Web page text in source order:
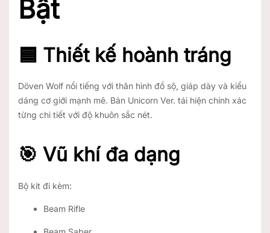
Bật
🟦 Thiết kế hoành tráng
Döven Wolf nổi tiếng với thân hình đồ sộ, giáp dày và kiểu
dáng cơ giới mạnh mẽ. Bản Unicorn Ver. tái hiện chính xác
từng chi tiết với độ khuôn sắc nét.
🎯 Vũ khí đa dạng
Bộ kit đi kèm:
Beam Rifle